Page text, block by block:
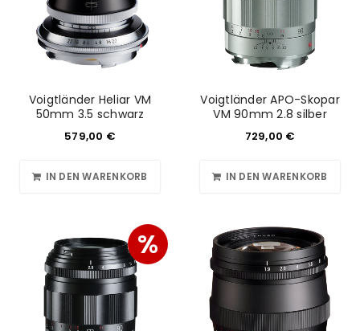
Voigtländer Heliar VM
50mm 3.5 schwarz
579,00 €
IN DEN WARENKORB
Voigtländer APO-Skopar
VM 90mm 2.8 silber
729,00 €
IN DEN WARENKORB
%